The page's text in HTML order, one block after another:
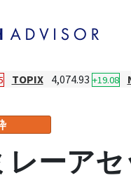
TOPIX 4,074.93 +19.08
ーア